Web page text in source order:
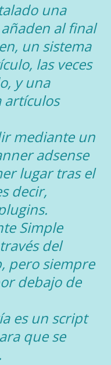
una
al final
un sistema
las veces
y una
artículos
mediante un
adsense
lugar tras el
decir,
Simple
del
pero siempre
debajo de
es un script
que se